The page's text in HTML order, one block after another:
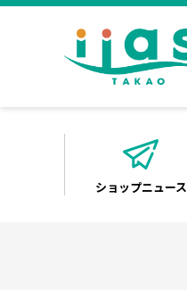
ショップニュース